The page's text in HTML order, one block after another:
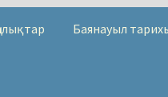
Баянауыл